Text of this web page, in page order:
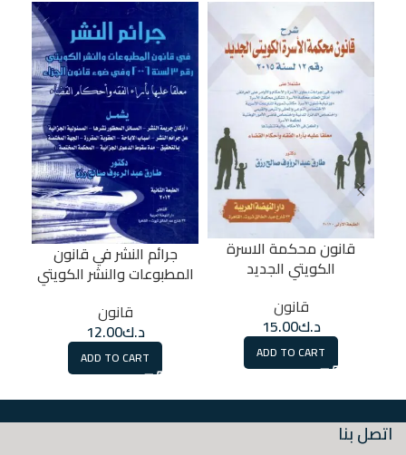
قانون محكمة الاسرة
الكويتي الجديد
قانون
د.ك15.00
ADD TO CART
جرائم النشر في قانون
المطبوعات والنشر الكويتي
قانون
د.ك12.00
ADD TO CART
اتصل بنا